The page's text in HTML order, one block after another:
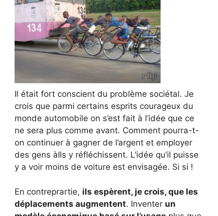
Il était fort conscient du problème sociétal. Je
crois que parmi certains esprits courageux du
monde automobile on s’est fait à l’idée que ce
ne sera plus comme avant. Comment pourra-t-
on continuer à gagner de l’argent et employer
des gens àIls y réfléchissent. L’idée qu’il puisse
y a voir moins de voiture est envisagée. Si si !
En contreprartie, ils espèrent, je crois, que les
déplacements augmentent. Inventer un